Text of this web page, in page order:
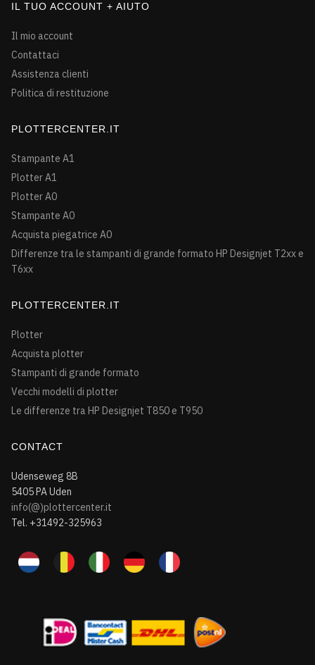
IL TUO ACCOUNT + AIUTO
Il mio account
Contattaci
Assistenza clienti
Politica di restituzione
PLOTTERCENTER.IT
Stampante A1
Plotter A1
Plotter A0
Stampante A0
Acquista piegatrice A0
Differenze tra le stampanti di grande formato HP Designjet T2xx e
T6xx
PLOTTERCENTER.IT
Plotter
Acquista plotter
Stampanti di grande formato
Vecchi modelli di plotter
Le differenze tra HP Designjet T850 e T950
CONTACT
Udenseweg 8B
5405 PA Uden
info(@)plottercenter.it
Tel. +31492-325963